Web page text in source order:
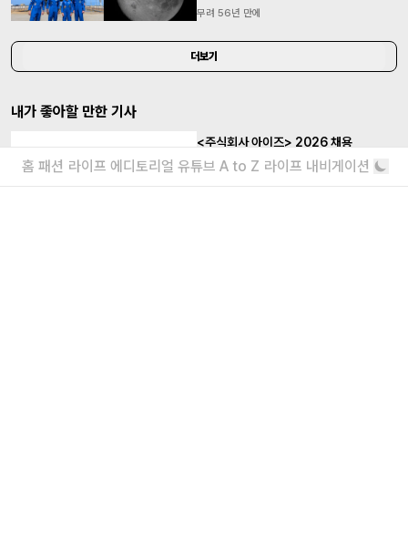
무려 56년 만에
더보기
내가 좋아할 만한 기사
<주식회사 아이즈> 2026 채용
매거진실 에디터 & 유튜브 PD / 프로덕션실 프로
홈 패션 라이프 에디토리얼 유튜브 A to Z 라이프 내비게이션